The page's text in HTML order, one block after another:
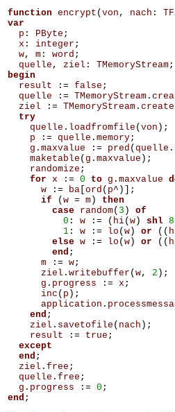
function encrypt ( von , nach :
var
p : PByte ;
x : integer ;
w, m : word ;
quelle , ziel : TMemoryStream;
begin
result
:= false ;
quelle
:= TMemoryStream .
ziel
:= TMemoryStream . create
try
quelle . loadfromfile ( von );
p
:= quelle . memory;
g . maxvalue := pred ( quelle .
maketable ( g . maxvalue );
randomize ;
for x := 0 to g . maxvalue
w
:= ba ord ( p^)];
if
( w = m )
then
case random( 3 )
of
0 : w := ( hi( w ) shl 8
1 : w := lo ( w ) or ((
else w := lo ( w ) or ((
end ;
m
:= w;
ziel . writebuffer ( w, 2 );
g . progress := x ;
inc ( p );
application .
end ;
ziel . savetofile ( nach );
result
:= true ;
except
end ;
ziel . free ;
quelle . free ;
g . progress := 0 ;
end ;